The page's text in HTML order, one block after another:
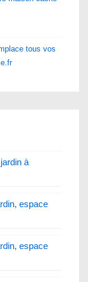
tous vos
à
espace
espace